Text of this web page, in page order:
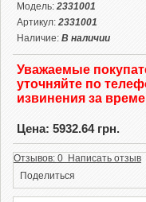
Модель: 2331001
Артикул:2331001
Наличие: В наличии
Уважаемые
уточняйте по
извинения за
Цена: 5932.64 грн.
Отзывов: 0 Написать отзыв
Поделиться